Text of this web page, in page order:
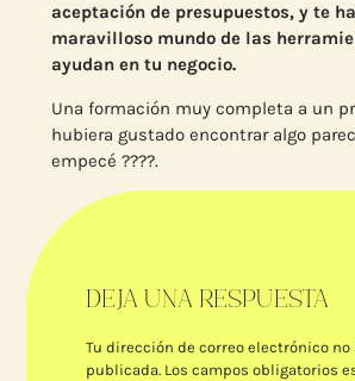
aceptación de presupuestos, y te
maravilloso mundo de las
ayudan en tu negocio.
Una formación muy completa a un
hubiera gustado encontrar algo
empecé ????.
DEJA UNA RESPUESTA
Tu dirección de correo electrónico no
publicada. Los campos obligatorios